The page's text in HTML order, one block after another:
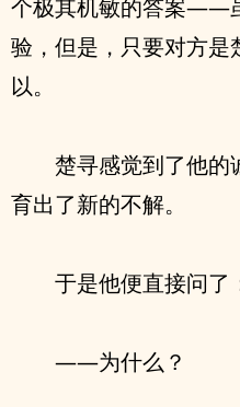
个极其机敏的答案——
验，但是，只要对方
以。
楚寻感觉到了他的
育出了新的不解。
于是他便直接问
——为什么？